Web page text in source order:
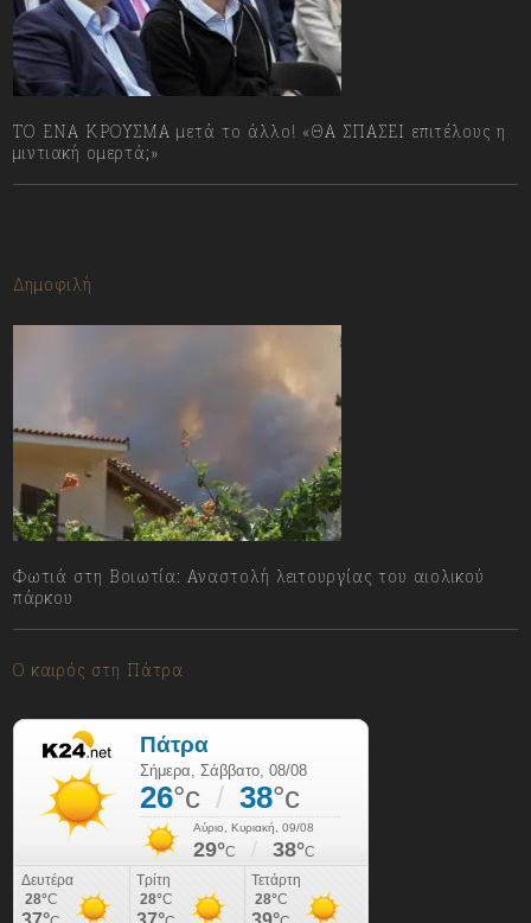
ΤΟ ΕΝΑ ΚΡΟΥΣΜΑ μετά το άλλο! «ΘΑ ΣΠΑΣΕΙ επιτέλους η
μιντιακή ομερτά;»
Δημοφιλή
Φωτιά στη Βοιωτία: Αναστολή λειτουργίας του αιολικού
πάρκου
Ο καιρός στη Πάτρα